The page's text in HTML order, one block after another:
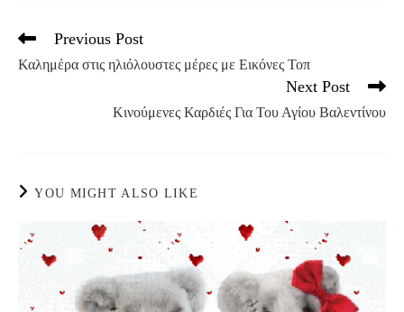
Read
articles
Previous Post
Καλημέρα στις ηλιόλουστες μέρες με Εικόνες Τοπ
Next Post
Κινούμενες Καρδιές Για Του Αγίου Βαλεντίνου
YOU MIGHT ALSO LIKE